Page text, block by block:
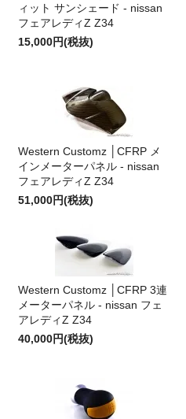
ィット サンシェード - nissan
フェアレディZ Z34
15,000円(税抜)
Western Customz │CFRP メ
インメーターパネル - nissan
フェアレディZ Z34
51,000円(税抜)
Western Customz │CFRP 3連
メーターパネル - nissan フェ
アレディZ Z34
40,000円(税抜)